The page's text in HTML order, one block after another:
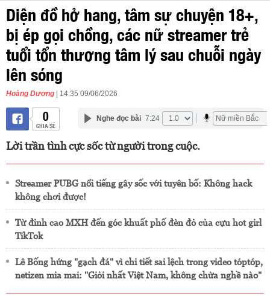
Diện đồ hở hang, tâm sự chuyện 18+,
bị ép gọi chồng, các nữ streamer trẻ
tuổi tổn thương tâm lý sau chuỗi ngày
lên sóng
Hoàng Dương | 14:35 09/06/2026
0
CHIA SẺ
Nghe đọc bài 7:24
Lời trần tình cực sốc từ người trong cuộc.
Streamer PUBG nổi tiếng gây sốc với tuyên bố: Không hack
không chơi được!
Từ đỉnh cao MXH đến góc khuất phố đèn đỏ của cựu hot girl
TikTok
Lê Bống hứng "gạch đá" vì chi tiết sai lệch trong video tóptóp,
netizen mỉa mai: "Giỏi nhất Việt Nam, không chừa nghề nào"